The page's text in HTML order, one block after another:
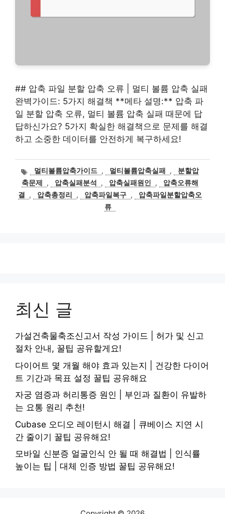
## 압축 파일 분할 압축 오류 | 멀티 볼륨 압축 실패
완벽가이드: 5가지 해결책 **메타 설명:** 압축 파
일 분할 압축 오류, 멀티 볼륨 압축 실패 때문에 답
답하신가요? 5가지 확실한 해결책으로 문제를 해결
하고 소중한 데이터를 안전하게 복구하세요!
태
그
멀티볼륨압축가이드 , 멀티볼륨압축실패 ,
분할압
축문제
, 압축실패분석 , 압축실패원인 ,
압축오류해
결
, 압축총정리 , 압축파일복구 ,
압축파일분할압축오
류
최신 글
가설건축물축조신고서 작성 가이드 | 허가 및 신고
절차 안내, 꿀팁 공유할게요!
다이어트 몇 개월 해야 효과 있는지 | 건강한 다이어
트 기간과 목표 설정 꿀팁 공유해요
자궁 염증과 허리통증 원인 | 부인과 질환이 유발하
는 요통 원리 추천!
Cubase 오디오 레이턴시 해결 | 큐베이스 지연 시
간 줄이기 꿀팁 공유해요!
모바일 신분증 얼굴인식 안 될 때 해결법 | 인식률
높이는 팁 | 대체 인증 방법 꿀팁 공유해요!